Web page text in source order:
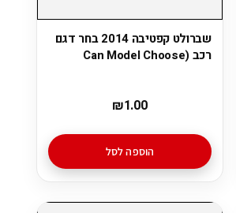
שברולט קפטיבה 2014 בחר דגם
רכב (Can Model Choose
₪1.00
הוספה לסל